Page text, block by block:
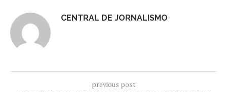
CENTRAL DE JORNALISMO
previous post